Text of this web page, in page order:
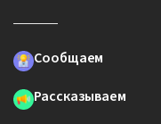
Сообщаем
Рассказываем